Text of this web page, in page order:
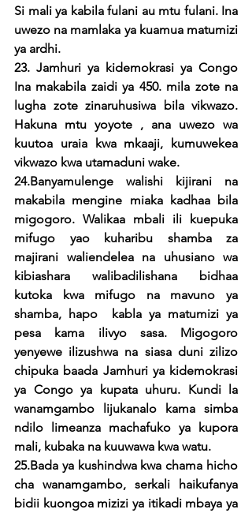
Si mali ya kabila fulani au mtu fulani. Ina
uwezo na mamlaka ya kuamua matumizi
ya ardhi.
23. Jamhuri ya kidemokrasi ya Congo
Ina makabila zaidi ya 450. mila zote na
lugha zote zinaruhusiwa bila vikwazo.
Hakuna mtu yoyote , ana uwezo wa
kuutoa uraia kwa mkaaji, kumuwekea
vikwazo kwa utamaduni wake.
24.Banyamulenge walishi kijirani na
makabila mengine miaka kadhaa bila
migogoro. Walikaa mbali ili kuepuka
mifugo yao kuharibu shamba za
majirani waliendelea na uhusiano wa
kibiashara walibadilishana bidhaa
kutoka kwa mifugo na mavuno ya
shamba, hapo  kabla ya matumizi ya
pesa kama ilivyo sasa. Migogoro
yenyewe ilizushwa na siasa duni zilizo
chipuka baada Jamhuri ya kidemokrasi
ya Congo ya kupata uhuru. Kundi la
wanamgambo lijukanalo kama simba
ndilo limeanza machafuko ya kupora
mali, kubaka na kuuwawa kwa watu.
25.Bada ya kushindwa kwa chama hicho
cha wanamgambo, serkali haikufanya
bidii kuongoa mizizi ya itikadi mbaya ya